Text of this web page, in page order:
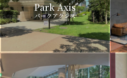
Park Axis
パークアクシス